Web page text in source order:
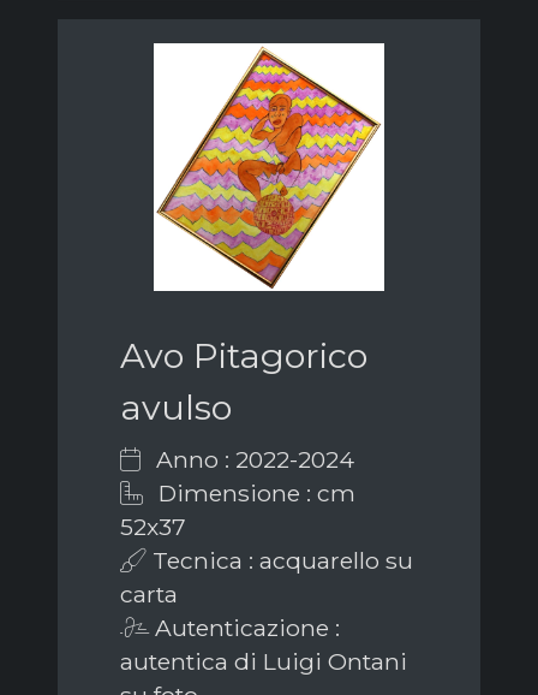
Avo Pitagorico
avulso
Anno : 2022-2024
Dimensione : cm
52x37
Tecnica : acquarello su
carta
Autenticazione :
autentica di Luigi Ontani